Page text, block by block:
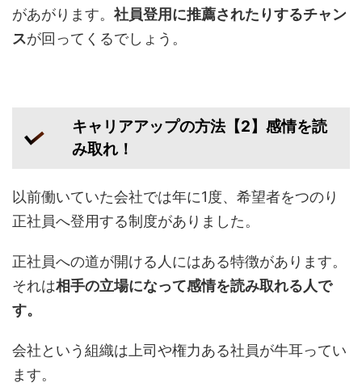
があがります。 社員登用に推薦されたりするチャン
スが回ってくるでしょう。
キャリアアップの方法【2】感情を読
み取れ！
以前働いていた会社では年に1度、希望者をつのり
正社員へ登用する制度がありました。
正社員への道が開ける人にはある特徴があります。
それは相手の立場になって感情を読み取れる人で
す。
会社という組織は上司や権力ある社員が牛耳ってい
ます。